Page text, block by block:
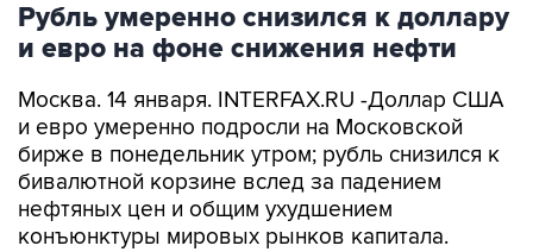
Рубль умеренно снизился к доллару
и евро на фоне снижения нефти
Москва. 14 января. INTERFAX.RU -Доллар США
и евро умеренно подросли на Московской
бирже в понедельник утром; рубль снизился к
бивалютной корзине вслед за падением
нефтяных цен и общим ухудшением
конъюнктуры мировых рынков капитала.